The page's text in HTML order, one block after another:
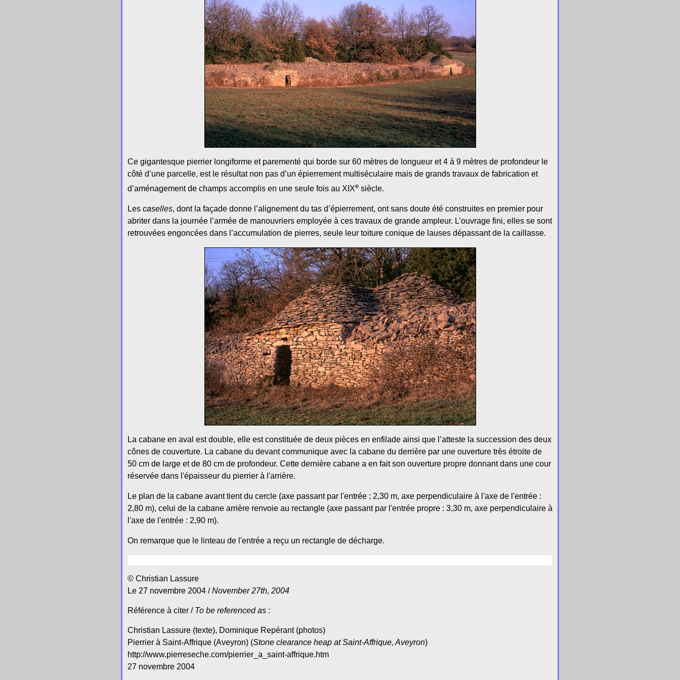
Ce gigantesque pierrier longiforme et parementé qui borde sur 60 mètres de longueur et 4 à 9 mètres de profondeur le
côté d’une parcelle, est le résultat non pas d’un épierrement multiséculaire mais de grands travaux de fabrication et
d’aménagement de champs accomplis en une seule fois au XIXe siècle.
Les caselles, dont la façade donne l’alignement du tas d’épierrement, ont sans doute été construites en premier pour
abriter dans la journée l’armée de manouvriers employée à ces travaux de grande ampleur. L’ouvrage fini, elles se sont
retrouvées engoncées dans l’accumulation de pierres, seule leur toiture conique de lauses dépassant de la caillasse.
La cabane en aval est double, elle est constituée de deux pièces en enfilade ainsi que l’atteste la succession des deux
cônes de couverture. La cabane du devant communique avec la cabane du derrière par une ouverture très étroite de
50 cm de large et de 80 cm de profondeur. Cette dernière cabane a en fait son ouverture propre donnant dans une cour
réservée dans l'épaisseur du pierrier à l'arrière.
Le plan de la cabane avant tient du cercle (axe passant par l'entrée ; 2,30 m, axe perpendiculaire à l'axe de l'entrée :
2,80 m), celui de la cabane arrière renvoie au rectangle (axe passant par l'entrée propre : 3,30 m, axe perpendiculaire à
l'axe de l'entrée : 2,90 m).
On remarque que le linteau de l'entrée a reçu un rectangle de décharge.
© Christian Lassure
Le 27 novembre 2004 /November 27th, 2004
Référence à citer / To be referenced as :
Christian Lassure (texte), Dominique Repérant (photos)
Pierrier à Saint-Affrique (Aveyron) (Stone clearance heap at Saint-Affrique, Aveyron)
http://www.pierreseche.com/pierrier_a_saint-affrique.htm
27 novembre 2004